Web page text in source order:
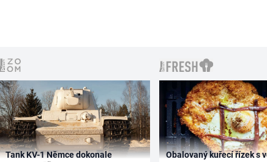
Tank KV-1 Němce dokonale
Obalovaný kuřecí řízek s